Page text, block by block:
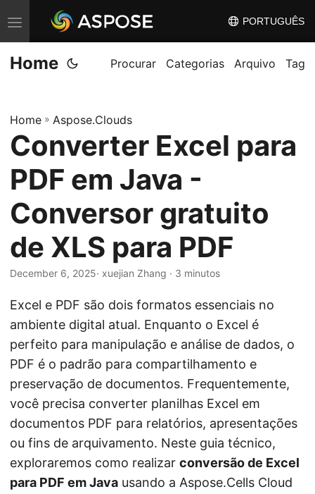
A
l
t
n
a
n
a
v
e
g
a
ç
ã
o
PORTUGUÊS
Home Procurar Categorias Arquivo Tag
Home » Aspose.Clouds
Converter Excel para
PDF em Java -
Conversor gratuito
de XLS para PDF
December 6, 2025· xuejian Zhang · 3 minutos
Excel e PDF são dois formatos essenciais no
ambiente digital atual. Enquanto o Excel é
perfeito para manipulação e análise de dados, o
PDF é o padrão para compartilhamento e
preservação de documentos. Frequentemente,
você precisa converter planilhas Excel em
documentos PDF para relatórios, apresentações
ou fins de arquivamento. Neste guia técnico,
exploraremos como realizar conversão de Excel
para PDF em Java usando a Aspose.Cells Cloud